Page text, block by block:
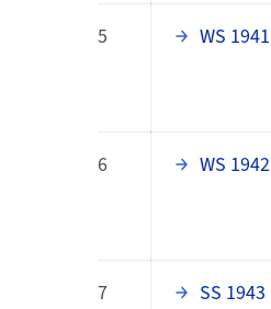
5 WS 1941
6 WS 1942
7 SS 1943